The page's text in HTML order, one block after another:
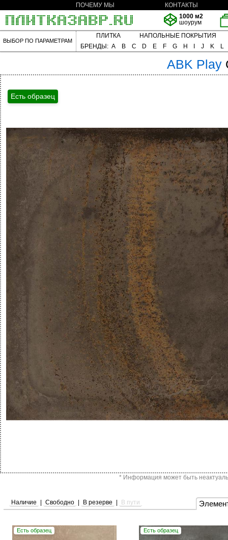
ПОЧЕМУ МЫ
КОНТАКТЫ
1000 м2
шоурум
ВЫБОР ПО ПАРАМЕТРАМ
ПЛИТКА
НАПОЛЬНЫЕ ПОКРЫТИЯ
БРЕНДЫ: A B C D E F G H J K L
ABK Play
Есть образец
* Информация может быть
Наличие Свободно В резерве В пути
Есть образец Есть образец